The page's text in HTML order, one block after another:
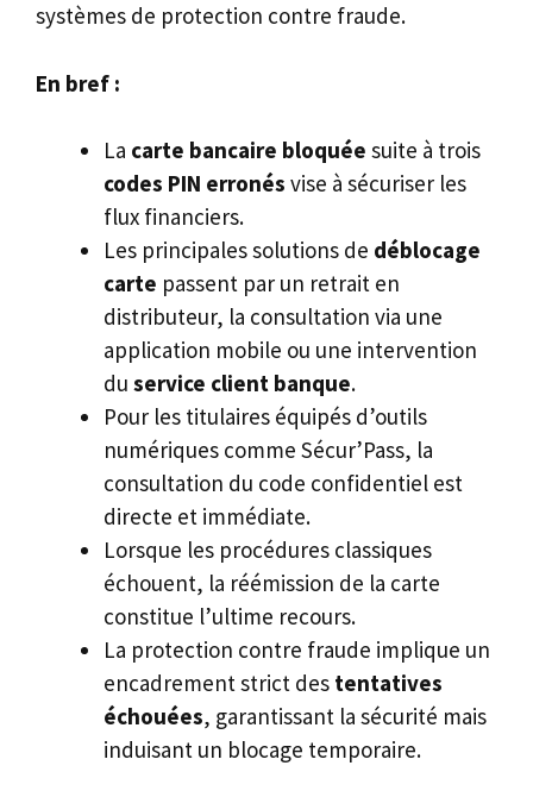
systèmes de protection contre fraude.
En bref :
La carte bancaire bloquée suite à trois
codes PIN erronés vise à sécuriser les
flux financiers.
Les principales solutions de déblocage
carte passent par un retrait en
distributeur, la consultation via une
application mobile ou une intervention
du service client banque.
Pour les titulaires équipés d’outils
numériques comme Sécur’Pass, la
consultation du code confidentiel est
directe et immédiate.
Lorsque les procédures classiques
échouent, la réémission de la carte
constitue l’ultime recours.
La protection contre fraude implique un
encadrement strict des tentatives
échouées, garantissant la sécurité mais
induisant un blocage temporaire.